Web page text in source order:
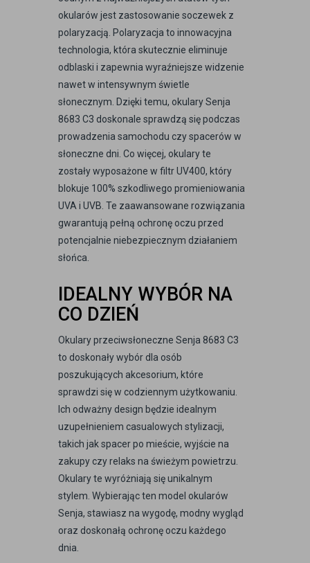
okularów jest zastosowanie soczewek z
polaryzacją. Polaryzacja to innowacyjna
technologia, która skutecznie eliminuje
odblaski i zapewnia wyraźniejsze widzenie
nawet w intensywnym świetle
słonecznym. Dzięki temu, okulary Senja
8683 C3 doskonale sprawdzą się podczas
prowadzenia samochodu czy spacerów w
słoneczne dni. Co więcej, okulary te
zostały wyposażone w filtr UV400, który
blokuje 100% szkodliwego promieniowania
UVA i UVB. Te zaawansowane rozwiązania
gwarantują pełną ochronę oczu przed
potencjalnie niebezpiecznym działaniem
słońca.
IDEALNY WYBÓR NA
CO DZIEŃ
Okulary przeciwsłoneczne Senja 8683 C3
to doskonały wybór dla osób
poszukujących akcesorium, które
sprawdzi się w codziennym użytkowaniu.
Ich odważny design będzie idealnym
uzupełnieniem casualowych stylizacji,
takich jak spacer po mieście, wyjście na
zakupy czy relaks na świeżym powietrzu.
Okulary te wyróżniają się unikalnym
stylem. Wybierając ten model okularów
Senja, stawiasz na wygodę, modny wygląd
oraz doskonałą ochronę oczu każdego
dnia.